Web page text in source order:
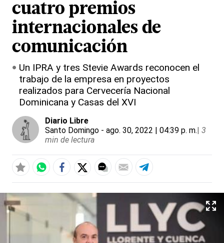
cuatro premios
internacionales de
comunicación
Un IPRA y tres Stevie Awards reconocen el
trabajo de la empresa en proyectos
realizados para Cervecería Nacional
Dominicana y Casas del XVI
Diario Libre
Santo Domingo - ago. 30, 2022 | 04:39 p. m.| 3
min de lectura